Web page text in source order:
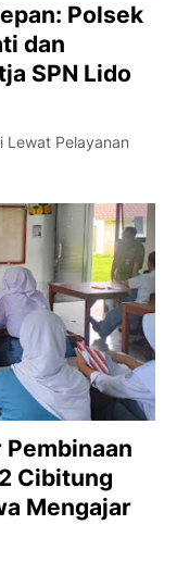
Polsek
dan
SPN Lido
Lewat Pelayanan
Cibitung
Mengajar